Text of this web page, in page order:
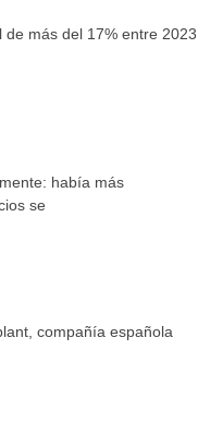
más del 17% entre 2023
había más
se
compañía española